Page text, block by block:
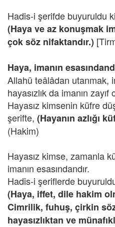
Hadis-i şerifde buyuruldu
(Haya ve az konuşmak
çok söz nifaktandır.)
Haya, imanın
Allahü teâlâdan utanmak,
hayasızlık da imanın
Hayasız kimsenin küfre
şerifte, (Hayanın azlığı
(Hakim)
Hayasız kimse, zamanla
imanın esasındandır.
Hadis-i şeriflerde
(Haya, iffet, dile hakim
Cimrilik, fuhuş, çirkin
hayasızlıktan ve